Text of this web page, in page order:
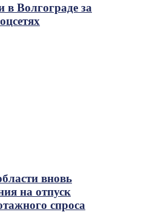
в Волгограде за
вновь
на отпуск
спроса